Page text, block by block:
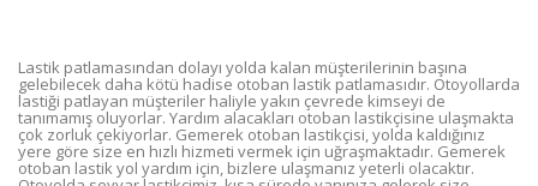
Lastik patlamasından dolayı yolda kalan müşterilerinin başına
gelebilecek daha kötü hadise otoban lastik patlamasıdır. Otoyollarda
lastiği patlayan müşteriler haliyle yakın çevrede kimseyi de
tanımamış oluyorlar. Yardım alacakları otoban lastikçisine ulaşmakta
çok zorluk çekiyorlar. Gemerek otoban lastikçisi, yolda kaldığınız
yere göre size en hızlı hizmeti vermek için uğraşmaktadır. Gemerek
otoban lastik yol yardım için, bizlere ulaşmanız yeterli olacaktır.